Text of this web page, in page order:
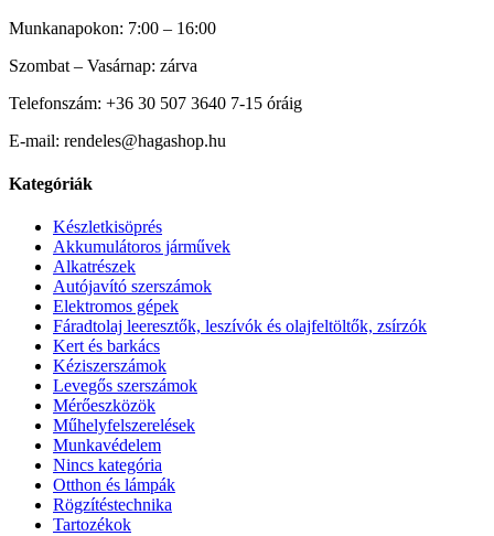
Munkanapokon: 7:00 – 16:00
Szombat – Vasárnap: zárva
Telefonszám: +36 30 507 3640 7-15 óráig
E-mail: rendeles@hagashop.hu
Kategóriák
Készletkisöprés
Akkumulátoros járművek
Alkatrészek
Autójavító szerszámok
Elektromos gépek
Fáradtolaj leeresztők, leszívók és olajfeltöltők, zsírzók
Kert és barkács
Kéziszerszámok
Levegős szerszámok
Mérőeszközök
Műhelyfelszerelések
Munkavédelem
Nincs kategória
Otthon és lámpák
Rögzítéstechnika
Tartozékok